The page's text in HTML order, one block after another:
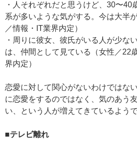
・人それぞれだと思うけど、30〜40
系が多いような気がする。今は大半
／情報・IT業界内定）
・周りに彼女、彼氏がいる人が少な
は、仲間として見ている（女性／22
界内定）
恋愛に対して関心がないわけではな
に恋愛をするのではなく、気のあう
い、という人が増えてきているようで
■テレビ離れ